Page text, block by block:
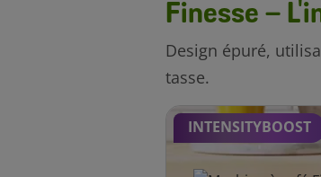
Finesse –
Design épuré,
tasse.
INTENSITYBOOST